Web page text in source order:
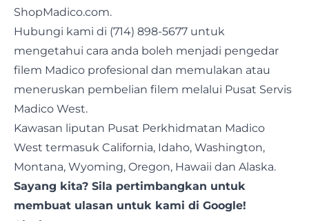
ShopMadico.com.
Hubungi kami di (714) 898-5677 untuk
mengetahui cara anda boleh menjadi pengedar
filem Madico profesional dan memulakan atau
meneruskan pembelian filem melalui Pusat Servis
Madico West.
Kawasan liputan Pusat Perkhidmatan Madico
West termasuk California, Idaho, Washington,
Montana, Wyoming, Oregon, Hawaii dan Alaska.
Sayang kita? Sila pertimbangkan untuk
membuat ulasan untuk kami di Google!